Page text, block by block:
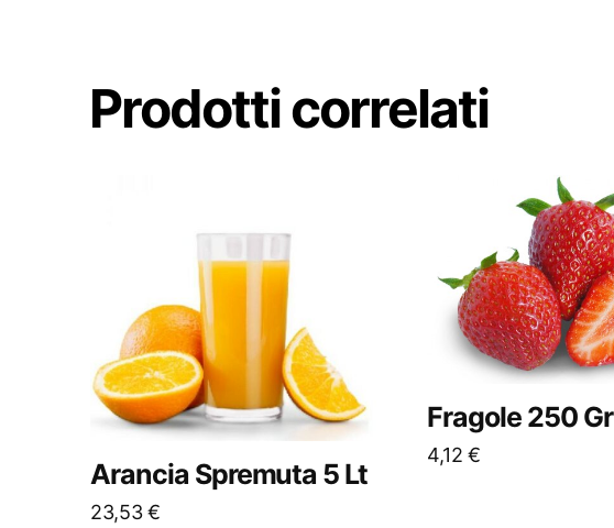
Prodotti correlati
Arancia Spremuta 5 Lt
23,53€
Fragole 250 Gr
4,12€